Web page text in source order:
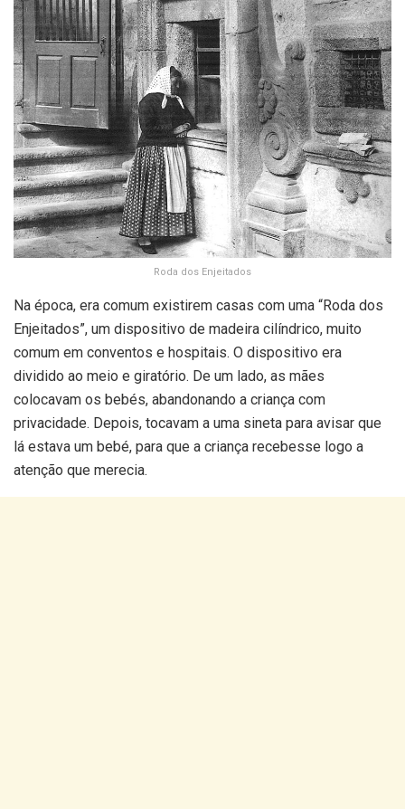
Roda dos Enjeitados
Na época, era comum existirem casas com uma “Roda dos
Enjeitados”, um dispositivo de madeira cilíndrico, muito
comum em conventos e hospitais. O dispositivo era
dividido ao meio e giratório. De um lado, as mães
colocavam os bebés, abandonando a criança com
privacidade. Depois, tocavam a uma sineta para avisar que
lá estava um bebé, para que a criança recebesse logo a
atenção que merecia.